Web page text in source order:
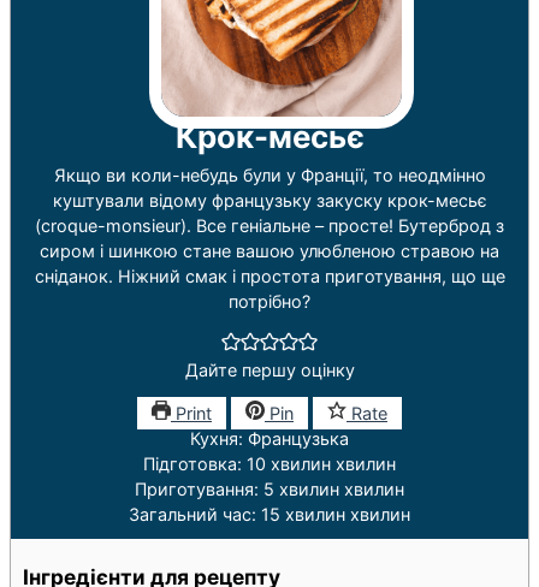
Крок-месьє
Якщо ви коли-небудь були у Франції, то неодмінно
куштували відому французьку закуску крок-месьє
(croque-monsieur). Все геніальне – просте! Бутерброд з
сиром і шинкою стане вашою улюбленою стравою на
сніданок. Ніжний смак і простота приготування, що ще
потрібно?
Дайте першу оцінку
Print Pin
Rate
Кухня: Французька
Підготовка: 10 хвилин хвилин
Приготування: 5 хвилин хвилин
Загальний час: 15 хвилин хвилин
Інгредієнти для рецепту